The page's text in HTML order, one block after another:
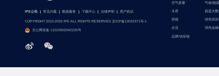
IPE公告 常见问题 数据服务 下载中心 法律声明 用户协议
COPYRIGHT 2010-2026 IPE ALL RIGHTS RESERVED 京ICP备13032371号-1
京公网安备 11010502042225号
空气质量
水质
双碳
企业
品牌/供应链
气候/能源
蔚蓝大数
绿色供应
绿色金融